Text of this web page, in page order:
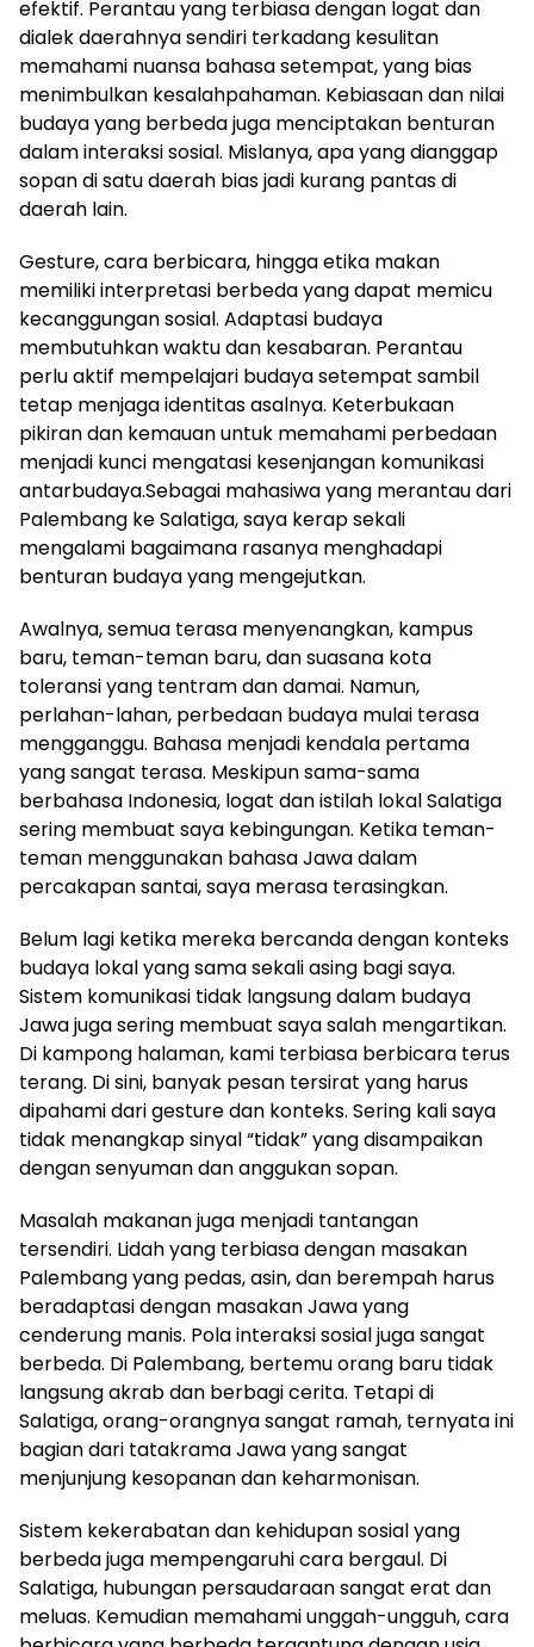
efektif. Perantau yang terbiasa dengan logat dan
dialek daerahnya sendiri terkadang kesulitan
memahami nuansa bahasa setempat, yang bias
menimbulkan kesalahpahaman. Kebiasaan dan nilai
budaya yang berbeda juga menciptakan benturan
dalam interaksi sosial. Mislanya, apa yang dianggap
sopan di satu daerah bias jadi kurang pantas di
daerah lain.
Gesture, cara berbicara, hingga etika makan
memiliki interpretasi berbeda yang dapat memicu
kecanggungan sosial. Adaptasi budaya
membutuhkan waktu dan kesabaran. Perantau
perlu aktif mempelajari budaya setempat sambil
tetap menjaga identitas asalnya. Keterbukaan
pikiran dan kemauan untuk memahami perbedaan
menjadi kunci mengatasi kesenjangan komunikasi
antarbudaya.Sebagai mahasiwa yang merantau dari
Palembang ke Salatiga, saya kerap sekali
mengalami bagaimana rasanya menghadapi
benturan budaya yang mengejutkan.
Awalnya, semua terasa menyenangkan, kampus
baru, teman-teman baru, dan suasana kota
toleransi yang tentram dan damai. Namun,
perlahan-lahan, perbedaan budaya mulai terasa
mengganggu. Bahasa menjadi kendala pertama
yang sangat terasa. Meskipun sama-sama
berbahasa Indonesia, logat dan istilah lokal Salatiga
sering membuat saya kebingungan. Ketika teman-
teman menggunakan bahasa Jawa dalam
percakapan santai, saya merasa terasingkan.
Belum lagi ketika mereka bercanda dengan konteks
budaya lokal yang sama sekali asing bagi saya.
Sistem komunikasi tidak langsung dalam budaya
Jawa juga sering membuat saya salah mengartikan.
Di kampong halaman, kami terbiasa berbicara terus
terang. Di sini, banyak pesan tersirat yang harus
dipahami dari gesture dan konteks. Sering kali saya
tidak menangkap sinyal “tidak” yang disampaikan
dengan senyuman dan anggukan sopan.
Masalah makanan juga menjadi tantangan
tersendiri. Lidah yang terbiasa dengan masakan
Palembang yang pedas, asin, dan berempah harus
beradaptasi dengan masakan Jawa yang
cenderung manis. Pola interaksi sosial juga sangat
berbeda. Di Palembang, bertemu orang baru tidak
langsung akrab dan berbagi cerita. Tetapi di
Salatiga, orang-orangnya sangat ramah, ternyata ini
bagian dari tatakrama Jawa yang sangat
menjunjung kesopanan dan keharmonisan.
Sistem kekerabatan dan kehidupan sosial yang
berbeda juga mempengaruhi cara bergaul. Di
Salatiga, hubungan persaudaraan sangat erat dan
meluas. Kemudian memahami unggah-ungguh, cara